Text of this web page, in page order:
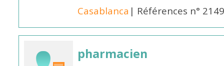
Casablanca | Références n°
pharmacien